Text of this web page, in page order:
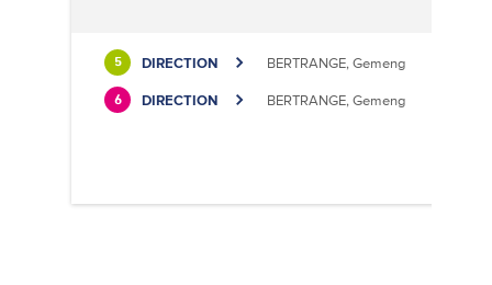
5 DIRECTION BERTRANGE, Gemeng
6 DIRECTION BERTRANGE, Gemeng